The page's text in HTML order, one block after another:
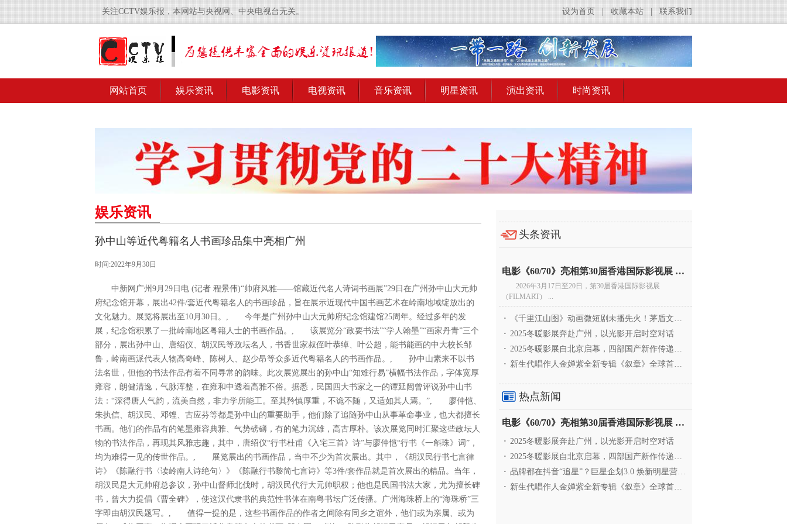
关注CCTV娱乐报，本网站与央视网、中央电视台无关。 联系我们
收藏本站
设为首页
网站首页 娱乐资讯 电影资讯 电视资讯 音乐资讯 明星资讯 演出资讯 时尚资讯
娱乐资讯
孙中山等近代粤籍名人书画珍品集中亮相广州
时间:2022年9月30日
中新网广州9月29日电 (记者 程景伟)“帅府风雅——馆藏近代名人诗词书画展”29日在广州孙中山大元帅
府纪念馆开幕，展出42件/套近代粤籍名人的书画珍品，旨在展示近现代中国书画艺术在岭南地域绽放出的
文化魅力。展览将展出至10月30日。, 今年是广州孙中山大元帅府纪念馆建馆25周年。经过多年的发
展，纪念馆积累了一批岭南地区粤籍人士的书画作品。, 该展览分“政要书法”“学人翰墨”“画家丹青”三个
部分，展出孙中山、唐绍仪、胡汉民等政坛名人，书香世家叔侄叶恭绰、叶公超，能书能画的中大校长邹
鲁，岭南画派代表人物高奇峰、陈树人、赵少昂等众多近代粤籍名人的书画作品。, 孙中山素来不以书
法名世，但他的书法作品有着不同寻常的韵味。此次展览展出的孙中山“知难行易”横幅书法作品，字体宽厚
雍容，朗健清逸，气脉浑整，在雍和中透着高雅不俗。据悉，民国四大书家之一的谭延闿曾评说孙中山书
法：“深得唐人气韵，流美自然，非力学所能工。至其矜慎厚重，不诡不随，又适如其人焉。”, 廖仲恺、
朱执信、胡汉民、邓铿、古应芬等都是孙中山的重要助手，他们除了追随孙中山从事革命事业，也大都擅长
书画。他们的作品有的笔墨雍容典雅、气势磅礴，有的笔力沉雄，高古厚朴。该次展览同时汇聚这些政坛人
物的书法作品，再现其风雅志趣，其中，唐绍仪“行书杜甫《入宅三首》诗”与廖仲恺“行书《一斛珠》词”，
均为难得一见的传世作品。, 展览展出的书画作品，当中不少为首次展出。其中，《胡汉民行书七言律
诗》《陈融行书〈读岭南人诗绝句〉》《陈融行书黎简七言诗》等3件/套作品就是首次展出的精品。当年，
胡汉民是大元帅府总参议，孙中山督师北伐时，胡汉民代行大元帅职权；他也是民国书法大家，尤为擅长碑
书，曾大力提倡《曹全碑》，使这汉代隶书的典范性书体在南粤书坛广泛传播。广州海珠桥上的“海珠桥”三
字即由胡汉民题写。, 值得一提的是，这些书画作品的作者之间除有同乡之谊外，他们或为亲属、或为
头条资讯
电影《60/70》亮相第30届香港国际影视展 冲刺戛纳备
2026年3月17日至20日，第30届香港国际影视展
（FILMART） ...
·
《千里江山图》动画微短剧未播先火！茅盾文学奖IP首
· 2025冬暖影展奔赴广州，以光影开启时空对话
· 2025冬暖影展自北京启幕，四部国产新作传递银幕温情
· 新生代唱作人金婵紫全新专辑《叙章》全球首发，颠覆
热点新闻
电影《60/70》亮相第30届香港国际影视展 冲刺戛纳备
· 2025冬暖影展奔赴广州，以光影开启时空对话
· 2025冬暖影展自北京启幕，四部国产新作传递银幕温情
· 品牌都在抖音“追星”？巨星企划3.0 焕新明星营销，让
· 新生代唱作人金婵紫全新专辑《叙章》全球首发，颠覆